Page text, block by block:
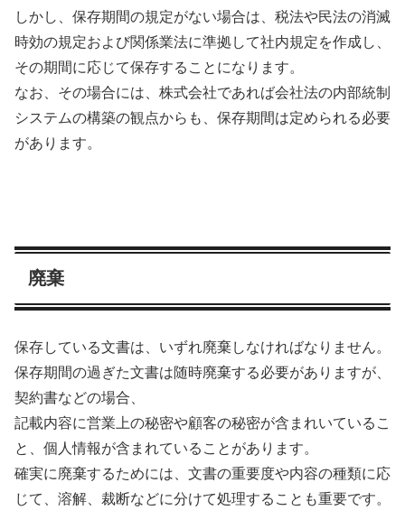
しかし、保存期間の規定がない場合は、税法や民法の消滅
時効の規定および関係業法に準拠して社内規定を作成し、
その期間に応じて保存することになります。
なお、その場合には、株式会社であれば会社法の内部統制
システムの構築の観点からも、保存期間は定められる必要
があります。
廃棄
保存している文書は、いずれ廃棄しなければなりません。
保存期間の過ぎた文書は随時廃棄する必要がありますが、
契約書などの場合、
記載内容に営業上の秘密や顧客の秘密が含まれいているこ
と、個人情報が含まれていることがあります。
確実に廃棄するためには、 文書の重要度や内容の種類に応
じて、溶解、裁断などに分けて処理することも重要です。